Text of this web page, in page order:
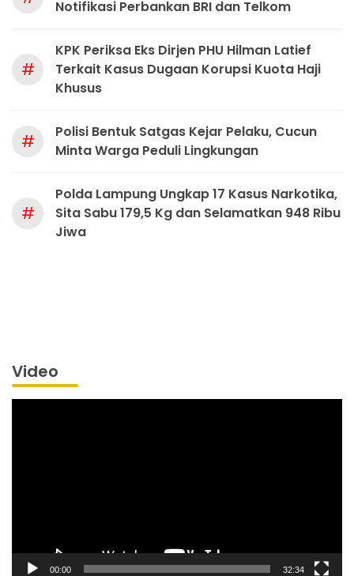
Notifikasi Perbankan BRI dan Telkom
#
KPK Periksa Eks Dirjen PHU Hilman Latief
Terkait Kasus Dugaan Korupsi Kuota Haji
Khusus
#
Polisi Bentuk Satgas Kejar Pelaku, Cucun
Minta Warga Peduli Lingkungan
#
Polda Lampung Ungkap 17 Kasus Narkotika,
Sita Sabu 179,5 Kg dan Selamatkan 948 Ribu
Jiwa
Video
00:00 32:34